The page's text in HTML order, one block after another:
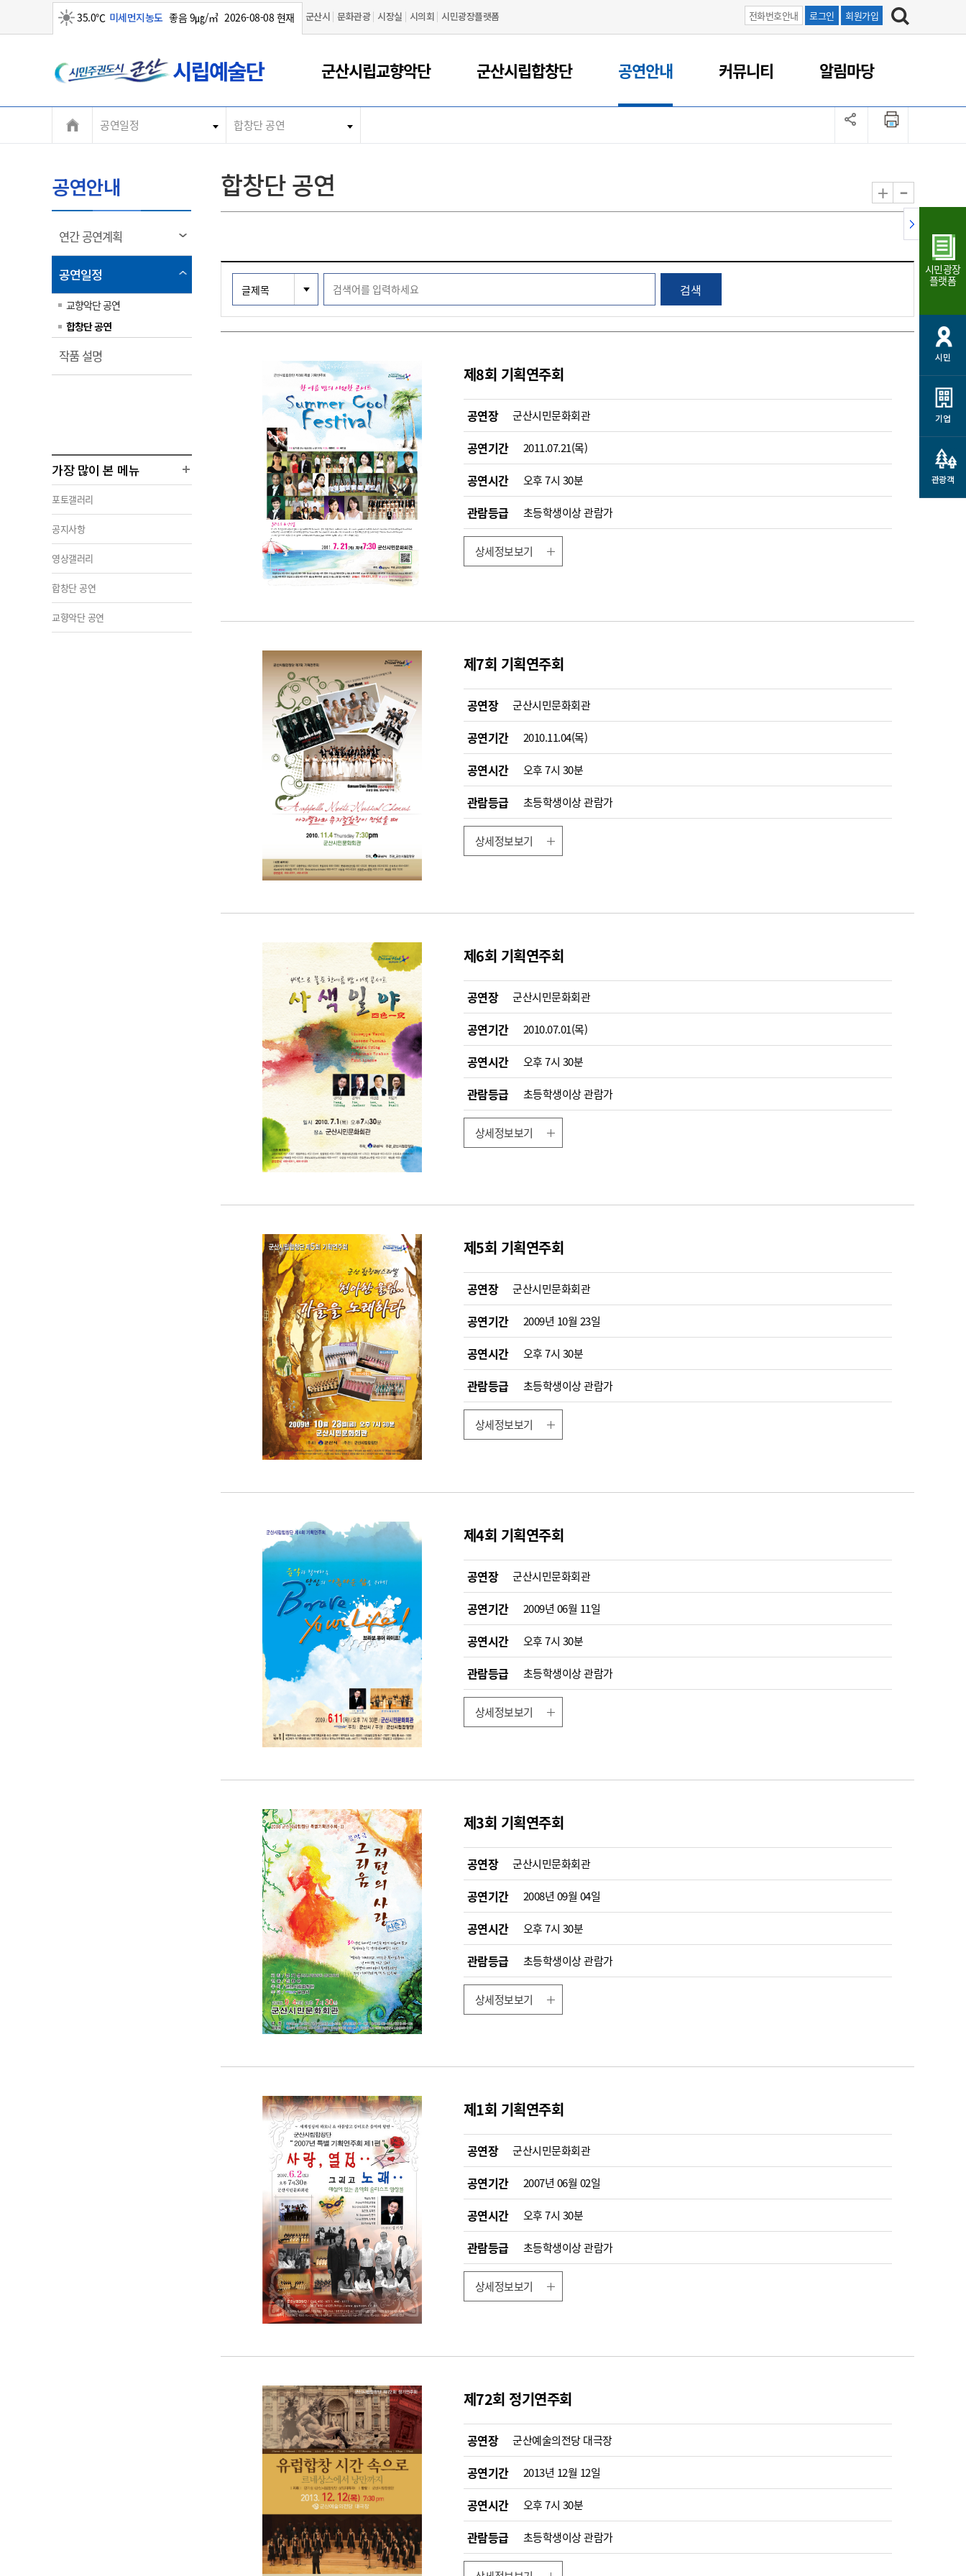
35.0℃ 미세먼지농도 좋음 9㎍/㎥ 2026-08-08 현재 군산시 문화관광 시장실 시의회 시민광장플랫폼 전화번호안내 로그인 회원가입
산
시
군산시립교향악단 군산시립합창단 공연안내 커뮤니티 알림마당
공연일정 합창단 공연
공연안내
연간 공연계획
림
공연일정
림
교향악단 공연
합창단 공연
작품 설명
림
가장 많이 본 메뉴
포토갤러리
공지사항
영상갤러리
합창단 공연
교향악단 공연
합창단 공연 + -
검색
제8회 기획연주회
공연장 군산시민문화회관
공연기간 2011.07.21(목)
공연시간 오후 7시 30분
관람등급 초등학생이상 관람가
상세정보보기
제7회 기획연주회
공연장 군산시민문화회관
공연기간 2010.11.04(목)
공연시간 오후 7시 30분
관람등급 초등학생이상 관람가
상세정보보기
제6회 기획연주회
공연장 군산시민문화회관
공연기간 2010.07.01(목)
공연시간 오후 7시 30분
관람등급 초등학생이상 관람가
상세정보보기
제5회 기획연주회
공연장 군산시민문화회관
공연기간 2009년 10월 23일
공연시간 오후 7시 30분
관람등급 초등학생이상 관람가
상세정보보기
제4회 기획연주회
공연장 군산시민문화회관
공연기간 2009년 06월 11일
공연시간 오후 7시 30분
관람등급 초등학생이상 관람가
상세정보보기
제3회 기획연주회
공연장 군산시민문화회관
공연기간 2008년 09월 04일
공연시간 오후 7시 30분
관람등급 초등학생이상 관람가
상세정보보기
제1회 기획연주회
공연장 군산시민문화회관
공연기간 2007년 06월 02일
공연시간 오후 7시 30분
관람등급 초등학생이상 관람가
상세정보보기
제72회 정기연주회
공연장 군산예술의전당 대극장
공연기간 2013년 12월 12일
공연시간 오후 7시 30분
관람등급 초등학생이상 관람가
시민광장
플랫폼
시민
기업
관광객